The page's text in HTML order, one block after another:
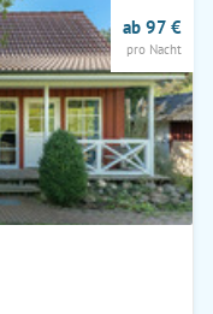
ab 97 €
pro Nacht